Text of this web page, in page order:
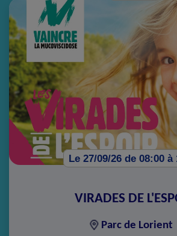
Le 27/09/26 de 08:00 à
VIRADES DE
Parc de Lorient